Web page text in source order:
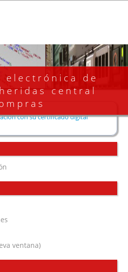
electrónica de
central
con su certificado digital
ventana)